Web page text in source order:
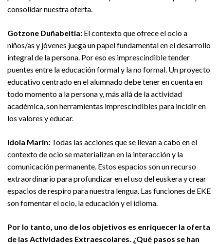
consolidar nuestra oferta.
Gotzone Duñabeitia: El contexto que ofrece el ocio a
niños/as y jóvenes juega un papel fundamental en el desarrollo
integral de la persona. Por eso es imprescindible tender
puentes entre la educación formal y la no formal. Un proyecto
educativo centrado en el alumnado debe tener en cuenta en
todo momento a la persona y, más allá de la actividad
académica, son herramientas imprescindibles para incidir en
los valores y educar.
Idoia Marin: Todas las acciones que se llevan a cabo en el
contexto de ocio se materializan en la interacción y la
comunicación permanente. Estos espacios son un recurso
extraordinario para profundizar en el uso del euskera y crear
espacios de respiro para nuestra lengua. Las funciones de EKE
son fomentar el ocio, la educación y el idioma.
Por lo tanto, uno de los objetivos es enriquecer la oferta
de las Actividades Extraescolares. ¿Qué pasos se han